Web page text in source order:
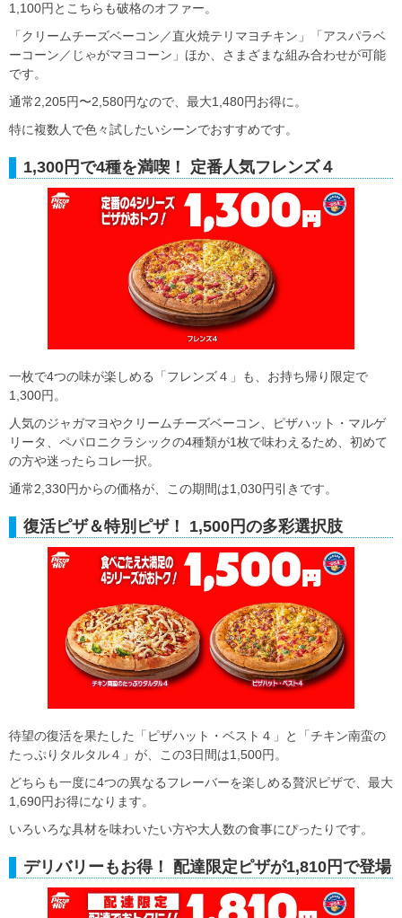
1,100円とこちらも破格のオファー。
「クリームチーズベーコン／直火焼テリマヨチキン」「アスパラベ
ーコーン／じゃがマヨコーン」ほか、さまざまな組み合わせが可能
です。
通常2,205円〜2,580円なので、最大1,480円お得に。
特に複数人で色々試したいシーンでおすすめです。
1,300円で4種を満喫！ 定番人気フレンズ４
一枚で4つの味が楽しめる「フレンズ４」も、お持ち帰り限定で
1,300円。
人気のジャガマヨやクリームチーズベーコン、ピザハット・マルゲ
リータ、ペパロニクラシックの4種類が1枚で味わえるため、初めて
の方や迷ったらコレ一択。
通常2,330円からの価格が、この期間は1,030円引きです。
復活ピザ＆特別ピザ！ 1,500円の多彩選択肢
待望の復活を果たした「ピザハット・ベスト４」と「チキン南蛮の
たっぷりタルタル４」が、この3日間は1,500円。
どちらも一度に4つの異なるフレーバーを楽しめる贅沢ピザで、最大
1,690円お得になります。
いろいろな具材を味わいたい方や大人数の食事にぴったりです。
デリバリーもお得！ 配達限定ピザが1,810円で登場